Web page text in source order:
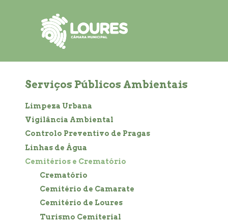
Serviços Públicos Ambientais
Limpeza Urbana
Vigilância Ambiental
Controlo Preventivo de Pragas
Linhas de Água
Cemitérios e Crematório
Crematório
Cemitério de Camarate
Cemitério de Loures
Turismo Cemiterial